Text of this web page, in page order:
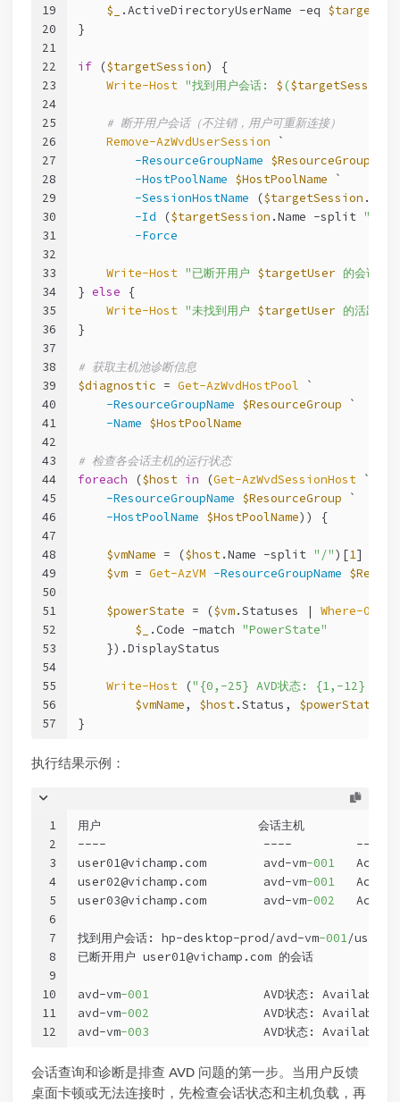
19
20
21
22
23
24
25
26
27
28
29
30
31
32
33
34
35
36
37
38
39
40
41
42
43
44
45
46
47
48
49
50
51
52
53
54
55
56
57
$_
.ActiveDirectoryUserName -eq
}
if ($targetSession) {
Write-Host "找到用户会话: $ ($targetSession
# 断开用户会话（不注销，用户可重新连接）
Remove-AzWvdUserSession `
-ResourceGroupName $ResourceGroup
-HostPoolName $HostPoolName `
-SessionHostName ($targetSession
-Id ($targetSession .Name -split "/"
-Force
Write-Host "已断开用户 $targetUser 的会话"
} else {
Write-Host "未找到用户 $targetUser 的活跃会
}
# 获取主机池诊断信息
$diagnostic = Get-AzWvdHostPool `
-ResourceGroupName $ResourceGroup `
-Name $HostPoolName
# 检查各会话主机的运行状态
foreach ($host in (Get-AzWvdSessionHost `
-ResourceGroupName $ResourceGroup `
-HostPoolName $HostPoolName)) {
$vmName = ($host.Name -split "/")[1]
$vm = Get-AzVM -ResourceGroupName
$powerState = ($vm.Statuses | Where-
$_
.Code -match "PowerState"
    }).DisplayStatus
Write-Host ("{0,-25} AVD状态: {1,-12} VM
$vmName, $host.Status, $powerState
}
执行结果示例：
1
2
3
4
5
6
7
8
9
10
11
12
用户                      会话主机         会话状
----                      ----
user01@vichamp.com        avd-vm-001
user02@vichamp.com        avd-vm-001
user03@vichamp.com        avd-vm-002
找到用户会话: hp-desktop-prod/avd-vm-001/
已断开用户 user01@vichamp.com 的会话
avd-vm-001
AVD状态: Available
avd-vm-002
AVD状态: Available
avd-vm-003
AVD状态: Available
会话查询和诊断是排查 AVD 问题的第一步。当用户反馈
桌面卡顿或无法连接时，先检查会话状态和主机负载，再